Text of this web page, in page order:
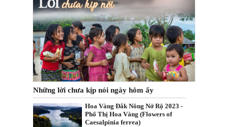
Những lời chưa kịp nói ngày hôm ấy
Hoa Vàng Đắk Nông Nở Rộ 2023 -
Phố Thị Hoa Vàng (Flowers of
Caesalpinia ferrea)